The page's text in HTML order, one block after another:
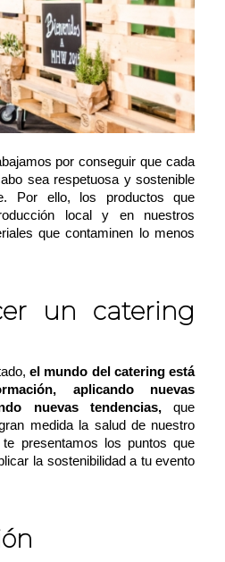
por conseguir que cada
sea respetuosa y sostenible
Por ello, los productos que
local y en nuestros
que contaminen lo menos
un catering
el mundo del catering está
aplicando nuevas
nuevas tendencias,que
medida la salud de nuestro
te presentamos los puntos que
la sostenibilidad a tu evento